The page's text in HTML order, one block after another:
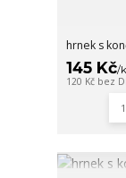
hrnek s
145 Kč/
120 Kč bez